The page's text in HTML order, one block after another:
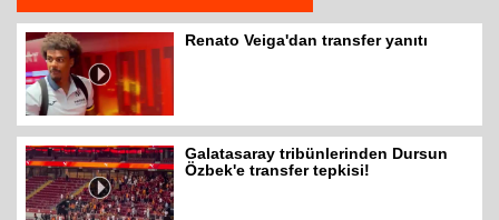
Renato Veiga'dan transfer yanıtı
Galatasaray tribünlerinden Dursun
Özbek'e transfer tepkisi!